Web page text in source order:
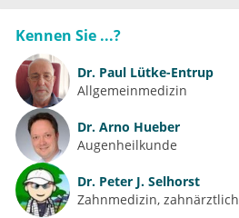
Kennen Sie ...?
Dr. Paul Lütke-Entrup
Allgemeinmedizin
Dr. Arno Hueber
Augenheilkunde
Dr. Peter J. Selhorst
Zahnmedizin, zahnärztlich